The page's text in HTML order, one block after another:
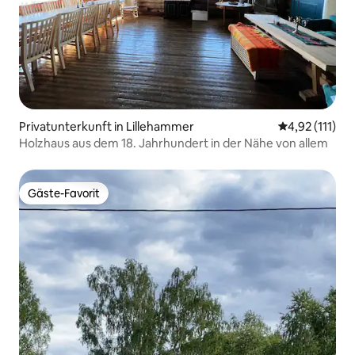
Privatunterkunft in Lillehammer
4,92 (111)
Holzhaus aus dem 18. Jahrhundert in der Nähe von allem
Gäste-Favorit
Gäste-Favorit